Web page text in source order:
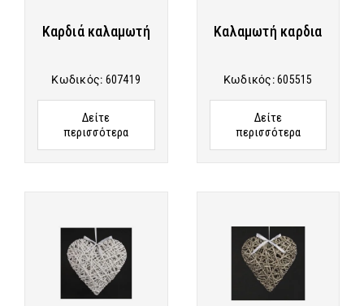
Καρδιά καλαμωτή
Κωδικός: 607419
Δείτε
περισσότερα
Καλαμωτή καρδια
Κωδικός:605515
Δείτε
περισσότερα